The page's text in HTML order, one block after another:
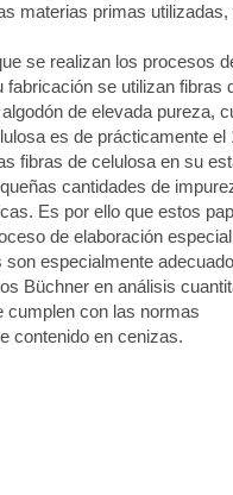
materias primas utilizadas,
se realizan los procesos
fabricación se utilizan fibras
de elevada pureza,
es de prácticamente el
fibras de celulosa en su
cantidades de
Es por ello que estos
de elaboración
son especialmente
Büchner en análisis
cumplen con las normas
contenido en cenizas.